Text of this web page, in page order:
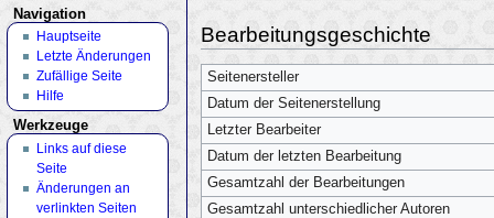
Bearbeitungsgeschichte
Seitenersteller
Datum der Seitenerstellung
Letzter Bearbeiter
Datum der letzten Bearbeitung
Gesamtzahl der Bearbeitungen
Gesamtzahl unterschiedlicher Autoren
Navigation
Hauptseite
Letzte Änderungen
Zufällige Seite
Hilfe
Werkzeuge
Links auf diese
Seite
Änderungen an
verlinkten Seiten